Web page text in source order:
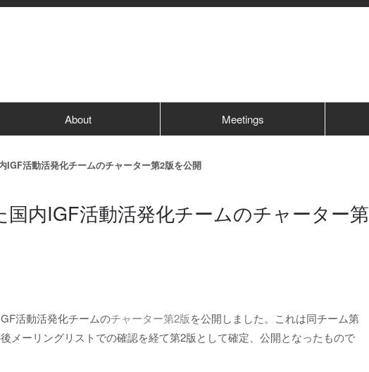
About Meetings
IGF活動活発化チームのチャーター第2版を公開
国内IGF活動活発化チームのチャーター第
活動活発化チームのチャーター第2版を公開しました。これは同チーム第
メーリングリストでの確認を経て第2版として確定、公開となったもので